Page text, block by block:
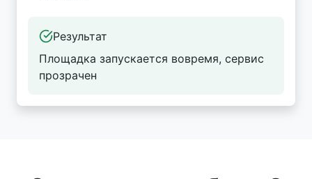
Результат
Площадка запускается вовремя, сервис
прозрачен